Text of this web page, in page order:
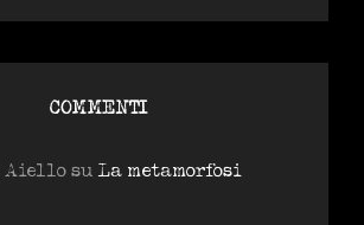
COMMENTI
Aiello su La metamorfosi